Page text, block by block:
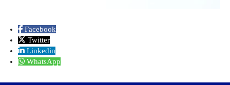
Facebook
Twitter
Linkedin
WhatsApp